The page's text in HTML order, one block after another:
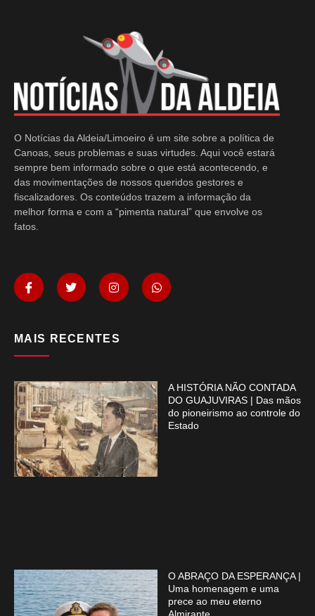
O Notícias da Aldeia/Limoeiro é um site sobre a política de
Canoas, seus problemas e suas virtudes. Aqui você estará
sempre bem informado sobre o que está acontecendo, e
das movimentações de nossos queridos gestores e
fiscalizadores. Os conteúdos trazem a informação da
melhor forma e com a “pimenta natural” que envolve os
fatos.
MAIS RECENTES
A HISTÓRIA NÃO CONTADA
DO GUAJUVIRAS | Das mãos
do pioneirismo ao controle do
Estado
O ABRAÇO DA ESPERANÇA |
Uma homenagem e uma
prece ao meu eterno
Almirante